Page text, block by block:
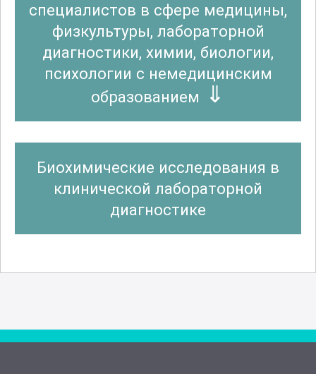
специалистов в сфере медицины,
физкультуры, лабораторной
диагностики, химии, биологии,
психологии с немедицинским
образованием
Биохимические исследования в
клинической лабораторной
диагностике